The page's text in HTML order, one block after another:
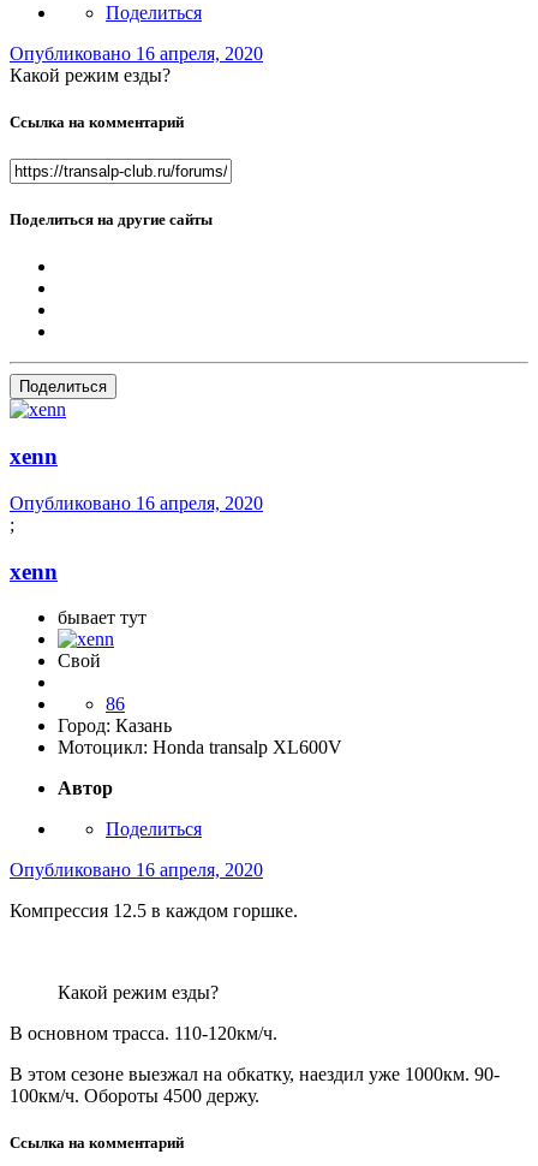
Поделиться
Опубликовано 16 апреля, 2020
Какой режим езды?
Ссылка на комментарий
Поделиться на другие сайты
Поделиться
xenn
Опубликовано 16 апреля, 2020
;
xenn
бывает тут
Свой
86
Город: Казань
Мотоцикл: Honda transalp XL600V
Автор
Поделиться
Опубликовано 16 апреля, 2020
Компрессия 12.5 в каждом горшке.
Какой режим езды?
В основном трасса. 110-120км/ч.
В этом сезоне выезжал на обкатку, наездил уже 1000км. 90-
100км/ч. Обороты 4500 держу.
Ссылка на комментарий